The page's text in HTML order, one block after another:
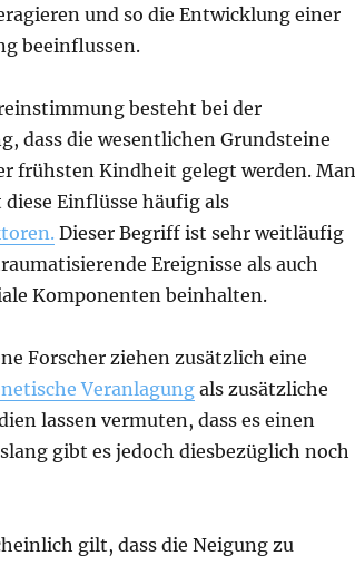
und so die Entwicklung einer
beeinflussen.
besteht bei der
dass die wesentlichen Grundsteine
frühsten Kindheit gelegt werden. Man
Einflüsse häufig als
Dieser Begriff ist sehr weitläufig
Ereignisse als auch
Komponenten beinhalten.
Forscher ziehen zusätzlich eine
Veranlagungals zusätzliche
lassen vermuten, dass es einen
gibt es jedoch diesbezüglich noch
gilt, dass die Neigung zu